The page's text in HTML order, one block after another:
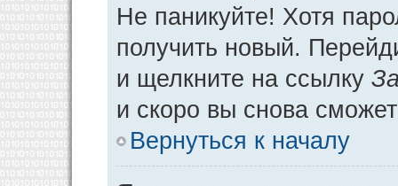
Не паникуйте! Хотя
получить новый.
и щелкните на ссылку
и скоро вы снова
Вернуться к началу